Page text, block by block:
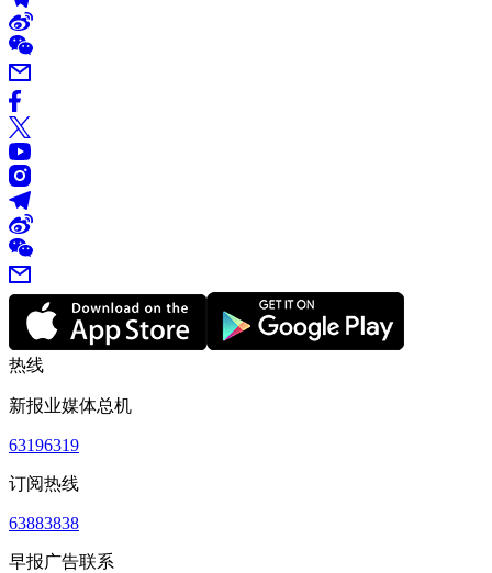
热线
新报业媒体总机
63196319
订阅热线
63883838
早报广告联系